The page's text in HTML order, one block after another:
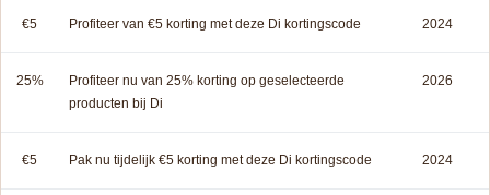
€5 Profiteer van €5 korting met deze Di kortingscode 2024
25%
Profiteer nu van 25% korting op geselecteerde
producten bij Di
2026
€5 Pak nu tijdelijk €5 korting met deze Di kortingscode 2024